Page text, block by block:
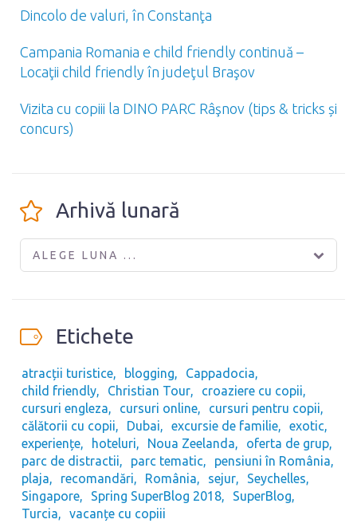
Dincolo de valuri, în Constanţa
Campania Romania e child friendly continuă –
Locaţii child friendly în judeţul Braşov
Vizita cu copiii la DINO PARC Râşnov (tips & tricks și
concurs)
Arhivă lunară
ALEGE LUNA ...
Etichete
atracții turistice blogging
Cappadocia
child friendly
Christian Tour
croaziere cu copii
cursuri engleza
cursuri online
cursuri pentru copii
călătorii cu copii
Dubai excursie de familie
exotic
experiențe
hoteluri Noua Zeelanda
oferta de grup
parc de distractii
parc tematic
pensiuni în România
plaja
recomandări România sejur
Seychelles
Singapore
Spring SuperBlog 2018
SuperBlog
Turcia
vacanțe cu copiii